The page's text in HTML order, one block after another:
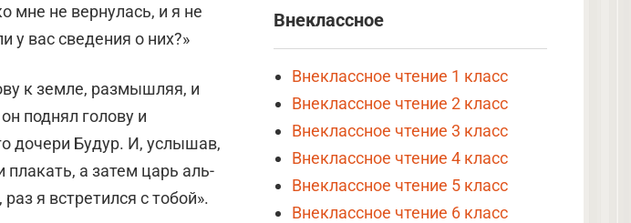
мне не вернулась, и я не
у вас сведения о них?»
к земле, размышляя, и
поднял голову и
дочери Будур. И, услышав,
плакать, а затем царь аль-
я встретился с тобой».
Внеклассное
Внеклассное чтение 1 класс
Внеклассное чтение 2 класс
Внеклассное чтение 3 класс
Внеклассное чтение 4 класс
Внеклассное чтение 5 класс
Внеклассное чтение 6 класс